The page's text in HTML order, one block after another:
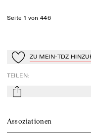
Seite 1 von 446
Zu Mein-TdZ hinzufügen
ZU MEIN-TDZ
TEILEN:
mail
Assoziationen